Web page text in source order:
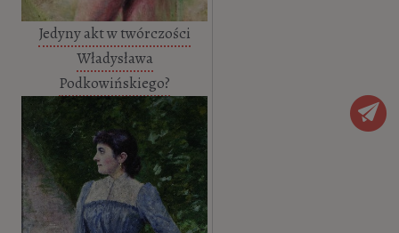
Jedyny akt w twórczości
Władysława
Podkowińskiego?